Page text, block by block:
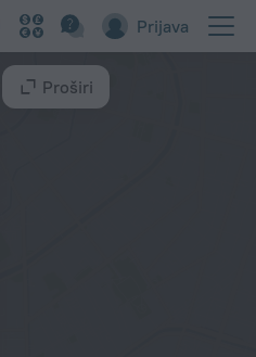
Prijava
Proširi